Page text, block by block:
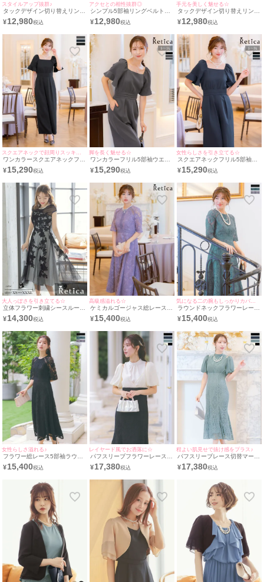
スタイルアップ抜群♪
タックデザイン切り替えリング
ベルト付きワイドパンツツーピ
ース5部袖ベルスリーブ結婚式
¥12,980
アクセとの相性抜群◎
シンプル5部袖リングベルト付
きタックワイドパンツツーピー
スベルスリーブ結婚式パーティ
¥12,980
手元を美しく魅せる☆
タックデザイン切り替えリング
ベルト付きワイドパンツツーピ
ース5部袖ベルスリーブ結婚式
ィカ]
¥12,980
ワンカラースクエアネックフリ
ル5部袖ワイドパンツ結婚式パ
ーティードレス [Retica/レティ
¥15,290
脚を長く魅せる☆
ワンカラーフリル5部袖ウエス
ト切替ワイドパンツ結婚式パー
ティードレス [Retica/レティカ]
¥15,290
女性らしさを引き立てる☆
スクエアネックフリル5部袖ワ
イドパンツ結婚式パーティード
レス [Retica/レティカ]
¥15,290
大人っぽさを引き立てる☆
立体フラワー刺繍シースルー切
替チュールフレア膝下結婚式パ
ーティードレス [Retica/レティ
¥14,300
高級感溢れる☆
ケミカルゴージャス総レース5
部袖フレアロングスカート結婚
式パーティードレス [Retica/レ
¥15,400
気になる二の腕もしっかりカバー◎
ラウンドネックフラワーレース
5部袖フレアロングスカート結
婚式パーティードレス [Retica/
¥15,400
女性らしさ溢れる♪
フラワー総レース5部袖ラウン
ドネックフレアロングスカート
結婚式パーティードレス
¥15,400
レイヤード風でお洒落に☆
パフスリーブフラワーレース切
替デザインマーメイドロングス
カート結婚式パーティードレス
¥17,380
程よい肌見せで抜け感をプラス♪
パフスリーブレース切替マーメ
イドロングスカート結婚式パー
ティードレス [Retica/レティカ]
¥17,380